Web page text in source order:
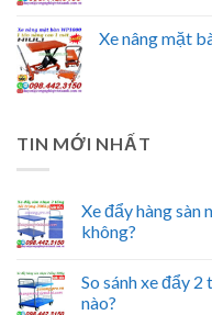
Xe nâng mặt
TIN MỚI NHẤT
Xe đẩy hàng
không?
So sánh xe đẩy
nào?